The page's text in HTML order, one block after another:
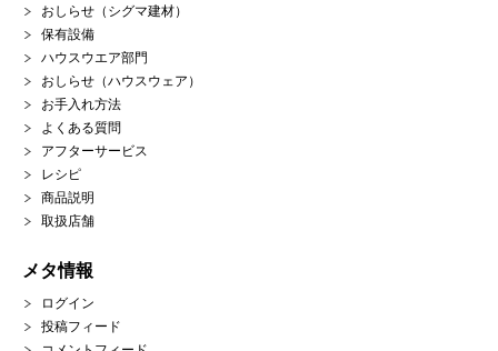
おしらせ（シグマ建材）
保有設備
ハウスウエア部門
おしらせ（ハウスウェア）
お手入れ方法
よくある質問
アフターサービス
レシピ
商品説明
取扱店舗
メタ情報
ログイン
投稿フィード